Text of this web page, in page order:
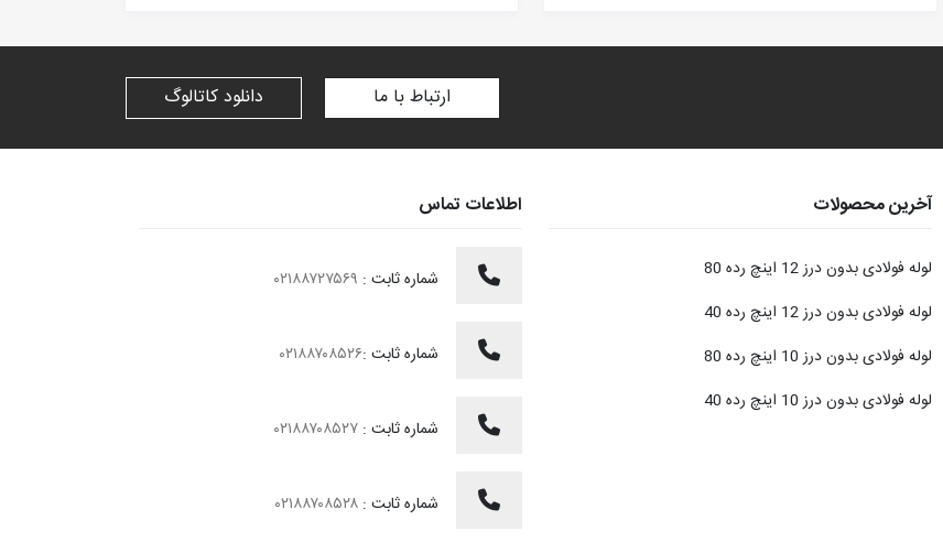
ارتباط با ما دانلود کاتالوگ
آخرین محصولات
لوله فولادی بدون درز 12 اینچ رده 80
لوله فولادی بدون درز 12 اینچ رده 40
لوله فولادی بدون درز 10 اینچ رده 80
لوله فولادی بدون درز 10 اینچ رده 40
اطلاعات تماس
شماره ثابت :
شماره ثابت :۰۲۱۸۸۷۰۸۵۲۶
شماره ثابت :
شماره ثابت :